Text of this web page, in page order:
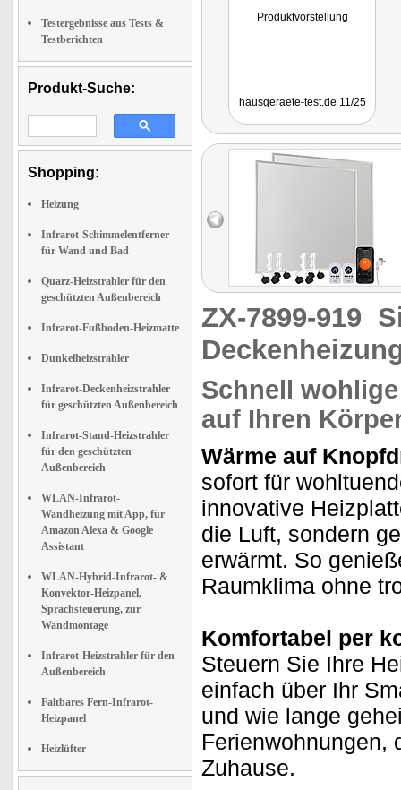
Testergebnisse aus Tests &
Testberichten
Produkt-Suche:
Shopping:
Heizung
Infrarot-Schimmelentferner
für Wand und Bad
Quarz-Heizstrahler für den
geschützten Außenbereich
Infrarot-Fußboden-Heizmatte
Dunkelheizstrahler
Infrarot-Deckenheizstrahler
für geschützten Außenbereich
Infrarot-Stand-Heizstrahler
für den geschützten
Außenbereich
WLAN-Infrarot-
Wandheizung mit App, für
Amazon Alexa & Google
Assistant
WLAN-Hybrid-Infrarot- &
Konvektor-Heizpanel,
Sprachsteuerung, zur
Wandmontage
Infrarot-Heizstrahler für den
Außenbereich
Faltbares Fern-Infrarot-
Heizpanel
Heizlüfter
Produktvorstellung
hausgeraete-test.de 11/25
ZX-7899-919
Schnell
auf Ihren
Wärme auf
sofort für
innovative
die Luft, sondern
erwärmt. So
Raumklima ohne
Komfortabel per
Steuern Sie Ihre
einfach über Ihr
und wie lange
Ferienwohnungen,
Zuhause.